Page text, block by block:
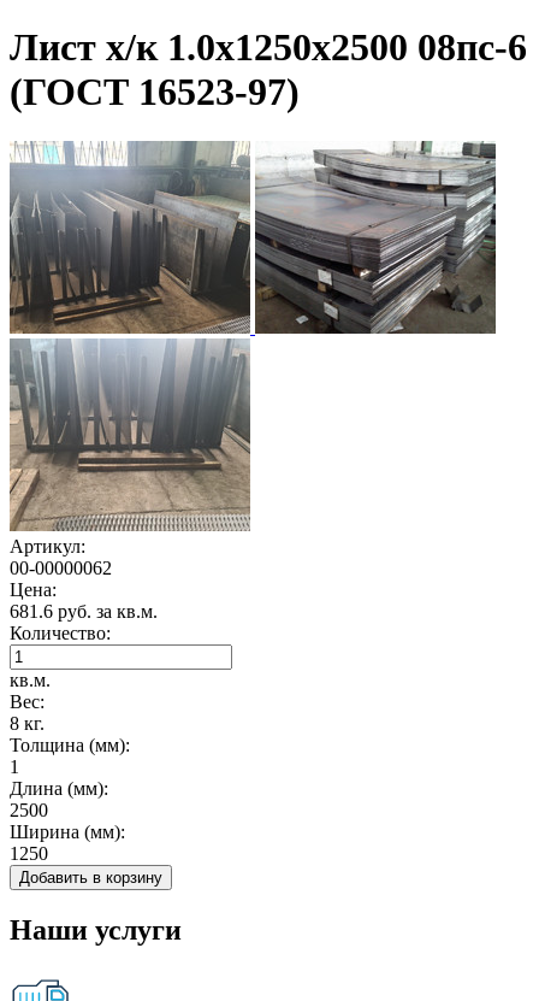
Лист х/к 1.0x1250x2500 08пс-6
(ГОСТ 16523-97)
Артикул:
00-00000062
Цена:
681.6 руб. за кв.м.
Количество:
кв.м.
Вес:
8 кг.
Толщина (мм):
1
Длина (мм):
2500
Ширина (мм):
1250
Добавить в корзину
Наши услуги